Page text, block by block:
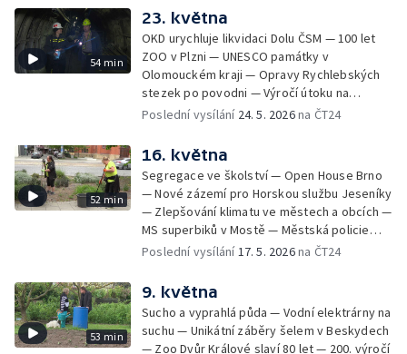
Edmundovy soutěsky — Prevence lesních
požárů — Velký jezdecký den v Kladrubech
— Veřejné plavby na Labi — Vodní hrad
Švihov bez vody
54 min
23. května
OKD urychluje likvidaci Dolu ČSM — 100 let
ZOO v Plzni — UNESCO památky v
Olomouckém kraji — Opravy Rychlebských
stezek po povodni — Výročí útoku na
Heydricha — Místní místním — Vypouštění
ryby — Řemesla pod hradem Hluboký — Po
stopách Dana Browna — Skautské setkání v
Ralsku — Vagabundi přes půl světa
Poslední vysílání 24. 5. 2026na ČT24
52 min
16. května
Segregace ve školství — Open House Brno
— Nové zázemí pro Horskou službu Jeseníky
— Zlepšování klimatu ve městech a obcích —
MS superbiků v Mostě — Městská policie
Ústí nad Labem má nové drony — Začal lov
rybářské škole
Poslední vysílání 17. 5. 2026na ČT24
53 min
9. května
Sucho a vyprahlá půda — Vodní elektrárny na
suchu — Unikátní záběry šelem v Beskydech
— Zoo Dvůr Králové slaví 80 let — 200. výročí